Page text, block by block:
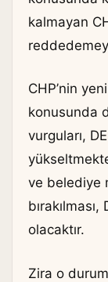
kalmayan
CHP’nin
konusunda
vurguları,
ve belediye
olacaktır.
Zira o